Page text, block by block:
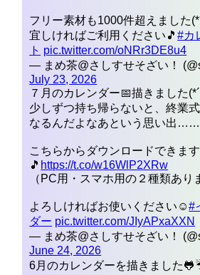
フリー素材も1000件超えました
宜しければご利用ください🎵#カ
ト pic.twitter.com/oNRr3DE8u4
— まめ茶@さしすせそざい！
July 23, 2026
７月のカレンダー📅描きました
少しずつ持ち帰らないと、終業
なるんだよなあという思い出
こちらからダウンロードできます
🎵 https://t.co/w16WlP2XRw
（PC用・スマホ用の２種類あり
よろしければお使いください☺#
ダーㅤㅤㅤ pic.twitter.com/JIyAPxaXXN
— まめ茶@さしすせそざい！
June 24, 2026
6月のカレンダーを描きました